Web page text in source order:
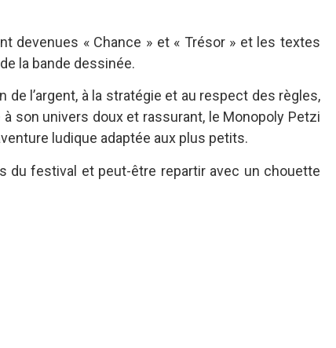
devenues « Chance » et « Trésor » et les textes
la bande dessinée.
l’argent, à la stratégie et au respect des règles,
son univers doux et rassurant, le Monopoly Petzi
ludique adaptée aux plus petits.
du festival et peut-être repartir avec un chouette